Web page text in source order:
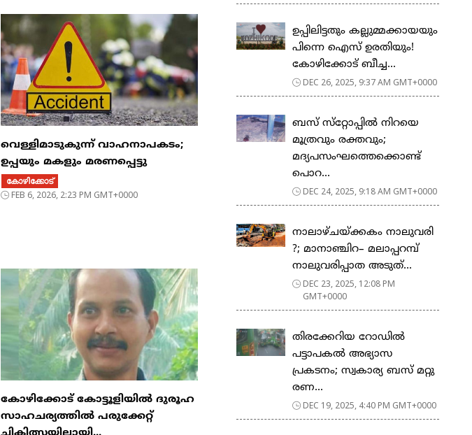
വെള്ളിമാടുകുന്ന് വാഹനാപകടം;
ഉപ്പയും മകളും മരണപ്പെട്ടു
കോഴിക്കോട്
FEB 6, 2026, 2:23 PM GMT+0000
കോഴിക്കോട് കോട്ടൂളിയിൽ ദുരൂഹ
സാഹചര്യത്തിൽ പരുക്കേറ്റ്
ഉപ്പിലിട്ടതും കല്ലുമ്മക്കായയും
പിന്നെ ഐസ് ഉരതിയും!
കോഴിക്കോട് ബീച്ച...
DEC 26, 2025, 9:37 AM GMT+0000
ബസ് സ്‌റ്റോപ്പില്‍ നിറയെ
മൂത്രവും രക്തവും;
മദ്യപസംഘത്തെക്കൊണ്ട്
പൊറ...
DEC 24, 2025, 9:18 AM GMT+0000
നാലാഴ്ചയ്ക്കകം നാലുവരി
?; മാനാഞ്ചിറ– മലാപ്പറമ്പ്
നാലുവരിപ്പാത അടുത്...
DEC 23, 2025, 12:08 PM
GMT+0000
തിരക്കേറിയ റോഡില്‍
പട്ടാപകല്‍ അഭ്യാസ
പ്രകടനം; സ്വകാര്യ ബസ് മറ്റു
രണ...
DEC 19, 2025, 4:40 PM GMT+0000